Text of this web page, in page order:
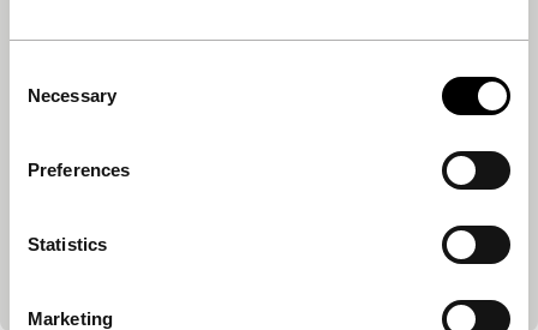
Selection
Necessary
Preferences
Statistics
Marketing
*Met uitzondering van de Short Film Marathon en specials
kopen met iDEAL. Als u zich in een land bevindt waar
iDEAL niet beschikbaar is, is het niet mogelijk om de
Na het online aanschaffen van een Tiger Membership kun